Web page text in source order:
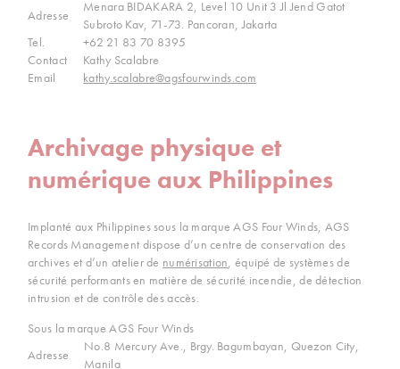
Adresse
Menara BIDAKARA 2, Level 10 Unit 3 Jl Jend Gatot
Subroto Kav, 71-73. Pancoran, Jakarta
Tel.
+62 21 83 70 8395
Contact
Kathy Scalabre
Email
kathy.scalabre@agsfourwinds.com
Archivage physique et
numérique aux Philippines
Implanté aux Philippines sous la marque AGS Four Winds, AGS
Records Management dispose d’un centre de conservation des
archives et d’un atelier de numérisation, équipé de systèmes de
sécurité performants en matière de sécurité incendie, de détection
intrusion et de contrôle des accès.
Sous la marque AGS Four Winds
Adresse
No.8 Mercury Ave., Brgy. Bagumbayan, Quezon City,
Manila